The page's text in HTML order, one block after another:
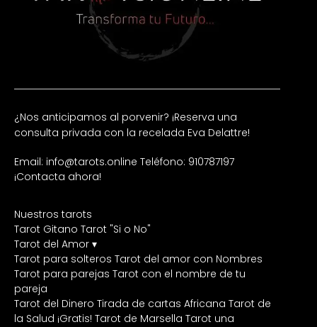
¿Nos anticipamos al porvenir? ¡Reserva una
consulta privada con la recelada Eva Delattre!
Email: info@tarots.online Teléfono: 910787197
¡Contacta ahora!
Nuestros tarots
Tarot Gitano Tarot "Si o No"
Tarot del Amor ▾
Tarot para solteros Tarot del amor con Nombres
Tarot para parejas Tarot con el nombre de tu
pareja
Tarot del Dinero Tirada de cartas Africana Tarot de
la Salud ¡Gratis! Tarot de Marsella Tarot una